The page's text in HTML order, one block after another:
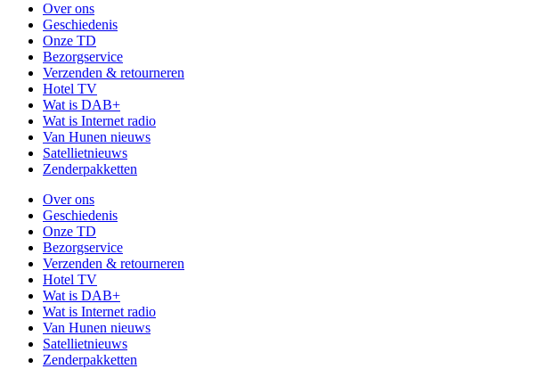
Over ons
Geschiedenis
Onze TD
Bezorgservice
Verzenden & retourneren
Hotel TV
Wat is DAB+
Wat is Internet radio
Van Hunen nieuws
Satellietnieuws
Zenderpakketten
Over ons
Geschiedenis
Onze TD
Bezorgservice
Verzenden & retourneren
Hotel TV
Wat is DAB+
Wat is Internet radio
Van Hunen nieuws
Satellietnieuws
Zenderpakketten